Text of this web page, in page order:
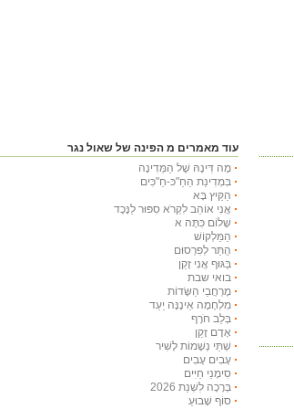
עוד מאמרים מ הפינה של שאול נגר
מָה דִּינָהּ שֶׁל הַמְּדִינָה
בִּמְדִינַת הַחַ"כּ-חַ"כִּים
הַקַּיִץ בָּא
אֲנִי אוֹהֵב לִקְרֹא סִפּוּר לַנֶּכֶד
שָׁלוֹם כִּתָּה א
הַמַּלְקוֹשׁ
הֻתַּר לְפִרְסוּם
בַּגּוּף אֲנִי זָקֵן
בואי שבת
מֶרְחֲבֵי הַשָּׂדוֹת
מִלְחָמָה אֵינֶנָּה יַעַד
בְּלֵב חֹרֶף
אָדָם זָקֵן
שְׁתֵּי נְשָׁמוֹת לָשִׁיר
עָבִים עָבִים
סִימָנֵי חַיִּים
בְּרָכָה לִשְׁנַת 2026
סוֹף שָׁבוּעַ